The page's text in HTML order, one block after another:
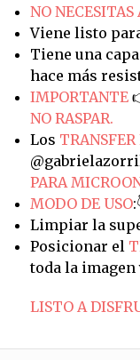
NO
Viene listo
Tiene una
hace más
IMPORTANTE
NO RASPAR.
Los
PARA
MODO DE USO
Limpiar la
Posicionar el
toda la
LISTO A